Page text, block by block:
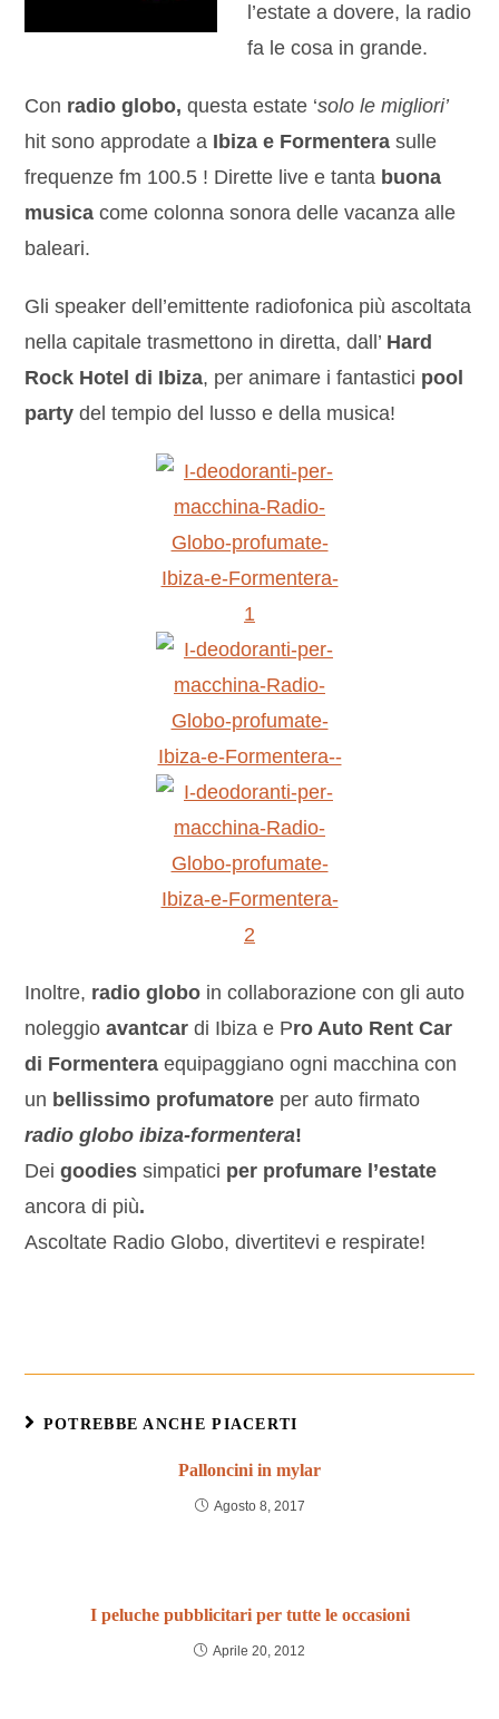
l’estate a dovere, la radio
fa le cosa in grande.
Con radio globo, questa estate ‘solo le migliori’
hit sono approdate a Ibiza e Formentera sulle
frequenze fm 100.5 ! Dirette live e tanta buona
musica come colonna sonora delle vacanza alle
baleari.
Gli speaker dell’emittente radiofonica più ascoltata
nella capitale trasmettono in diretta, dall’ Hard
Rock Hotel di Ibiza, per animare i fantastici pool
party del tempio del lusso e della musica!
Inoltre, radio globo in collaborazione con gli auto
noleggioavantcar di Ibiza e Pro Auto Rent Car
di Formentera equipaggiano ogni macchina con
un bellissimo profumatore per auto firmato
radio globo ibiza-formentera!
Dei goodiessimpatici per profumare l’estate
ancora di più.
Ascoltate Radio Globo, divertitevi e respirate!
POTREBBE ANCHE PIACERTI
Palloncini in mylar
Agosto 8, 2017
I peluche pubblicitari per tutte le occasioni
Aprile 20, 2012